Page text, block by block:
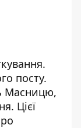
посту.
Масницю,
Цієї